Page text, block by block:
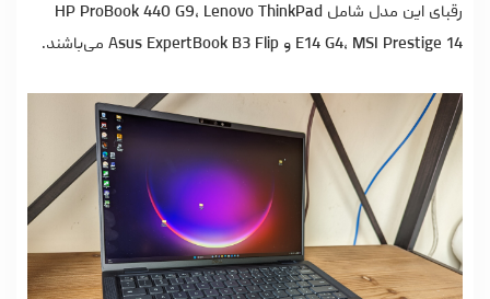
رقبای این مدل شامل HP ProBook 440 G9، Lenovo ThinkPad
E14 G4، MSI Prestige 14 و Asus ExpertBook B3 Flip می‌باشند.